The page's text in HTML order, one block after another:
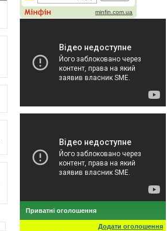
Приватні оголошення
Додати оголошення